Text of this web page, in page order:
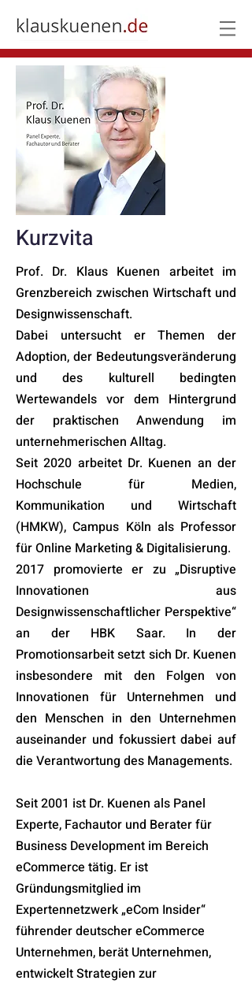
Kurzvita
Prof. Dr. Klaus Kuenen arbeitet im
Grenzbereich zwischen Wirtschaft und
Designwissenschaft.
Dabei untersucht er Themen der
Adoption, der Bedeutungsveränderung
und des kulturell bedingten
Wertewandels vor dem Hintergrund
der praktischen Anwendung im
unternehmerischen Alltag.
Seit 2020 arbeitet Dr. Kuenen an der
Hochschule für Medien,
Kommunikation und Wirtschaft
(HMKW), Campus Köln als Professor
für Online Marketing & Digitalisierung.
2017 promovierte er zu „Disruptive
Innovationen aus
Designwissenschaftlicher Perspektive“
an der HBK Saar. In der
Promotionsarbeit setzt sich Dr. Kuenen
insbesondere mit den Folgen von
Innovationen für Unternehmen und
den Menschen in den Unternehmen
auseinander und fokussiert dabei auf
die Verantwortung des Managements.
Seit 2001 ist Dr. Kuenen als Panel
Experte, Fachautor und Berater für
Business Development im Bereich
eCommerce tätig. Er ist
Gründungsmitglied im
Expertennetzwerk „eCom Insider“
führender deutscher eCommerce
Unternehmen, berät Unternehmen,
entwickelt Strategien zur